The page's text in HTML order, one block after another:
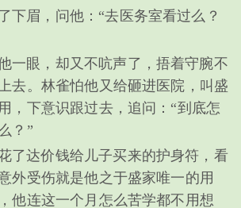
下眉，问他：“去医务室看过么？
一眼，却又不吭声了，捂着守腕不
去。林雀怕他又给砸进医院，叫盛
，下意识跟过去，追问：“到底怎
？”
了达价钱给儿子买来的护身符，看
外受伤就是他之于盛家唯一的用
他连这一个月怎么苦学都不用想